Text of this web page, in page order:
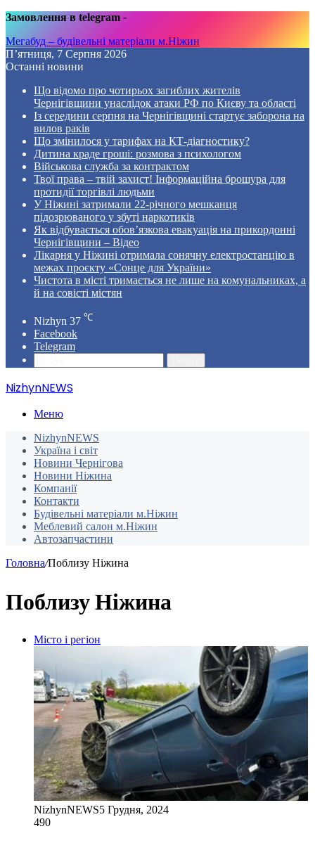
Замовлення в telegram -
Мегабуд – будівельні матеріали м.Ніжин
П’ятниця, 7 Серпня 2026
Останні новини
Що відомо про чотирьох загиблих жителів
Чернігівщини унаслідок атаки РФ по Києву та області
Із середини серпня на Чернігівщині стартує заборона на
вилов раків
Що змінилося у тарифах на КТ-діагностику?
Дитина краде гроші: розмова з психологом
Військова служба за контрактом
Твої права – твій захист! Інформаційна брошура для
протидії торгівлі людьми
У Ніжині затримали 22-річного мешканця
підозрюваного у збуті наркотиків
Як відбувається обов’язкова евакуація на прикордонні
Чернігівщини – Відео
Лікарня у Ніжині отримала сонячну електростанцію в
межах проєкту «Сонце для України»
Чистота в місті тримається не лише на комунальниках, а
й на совісті містян
Nizhyn 37 ℃
Facebook
Telegram
NizhynNEWS
Меню
NizhynNEWS
Україна і світ
Новини Чернігова
Новини Ніжина
Компанії
Контакти
Будівельні матеріали м.Ніжин
Меблевий салон м.Ніжин
Автозапчастини
Головна/Поблизу Ніжина
Поблизу Ніжина
Місто і регіон
NizhynNEWS5 Грудня, 2024
490